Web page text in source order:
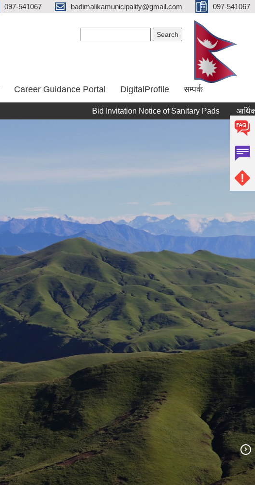
097-541067 badimalikamunicipality@gmail.com 097-541067
Career Guidance Portal DigitalProfile सम्पर्क
Bid Invitation Notice of Sanitary Pads आर्थिक वर्ष
…